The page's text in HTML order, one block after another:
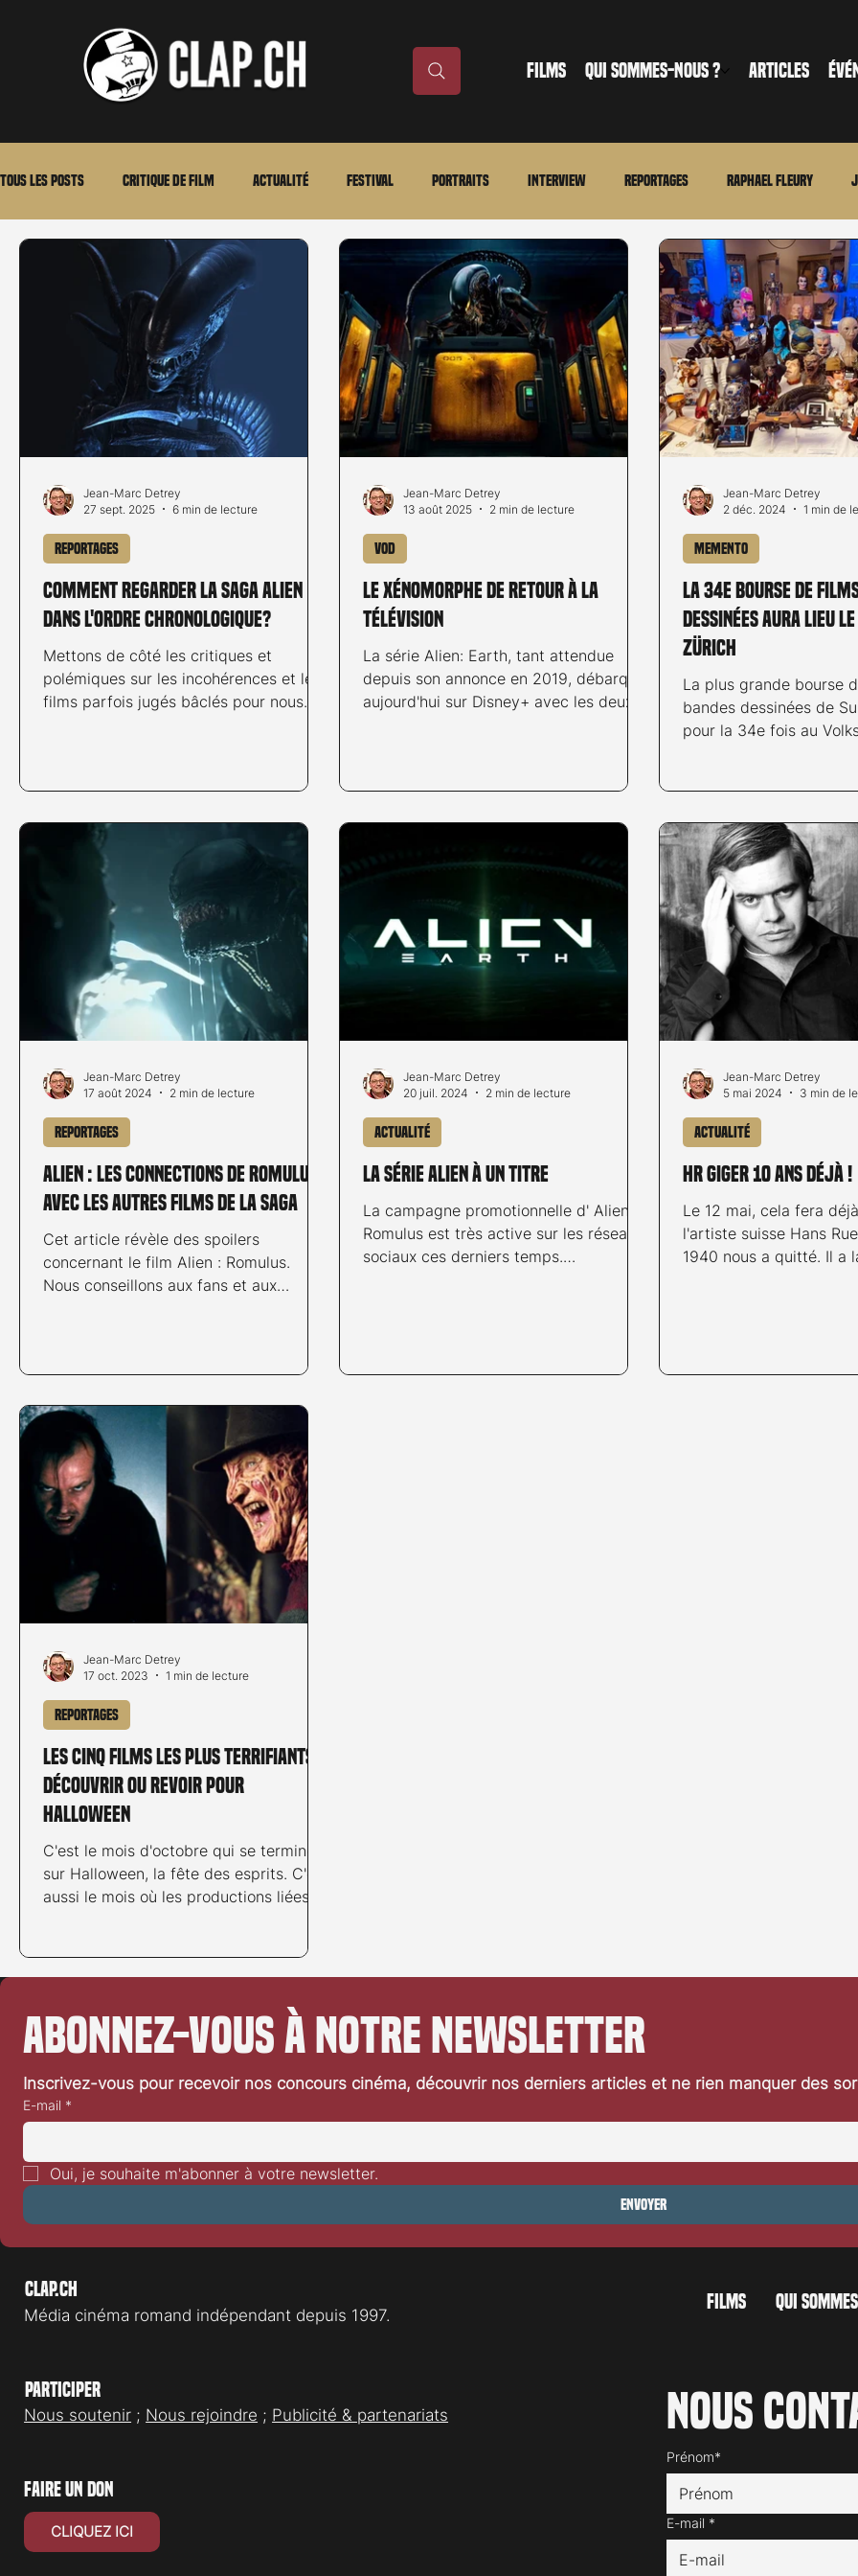
FILMS QUI SOMMES-NOUS ? ARTICLES
Tous les posts Critique de film Actualité Festival Portraits Interview Reportages Raphael Fleury
Laurent Scherlen Memento VOD Annonce Evénement La chronique du MCU
Stéfanie Rossier Streaming Stefanie Rossier Culture Régional Merchandising TWD Universe
Comment regarder la saga Alien
dans l'ordre chronologique?
Mettons de côté les critiques et
polémiques sur les incohérences et les
films parfois jugés bâclés pour nous
incohérences scénaristiques persistent.
Reportages
Jean-Marc Detrey
27 sept. 2025
6 min de lecture
Le xénomorphe de retour à la
télévision
La série Alien: Earth, tant attendue
depuis son annonce en 2019, débarque
aujourd'hui sur Disney+ avec les deux
VOD
Jean-Marc Detrey
13 août 2025
2 min de lecture
La 34e bourse de
dessinées aura lieu le
Zürich
La plus grande bourse
bandes dessinées de
pour la 34e fois au
Memento
Jean-Marc Detrey
2 déc. 2024
1 min de
Alien : Les connections de Romulus
avec les autres films de la saga
Cet article révèle des spoilers
concernant le film Alien : Romulus.
Nous conseillons aux fans et aux
Reportages
Jean-Marc Detrey
17 août 2024
2 min de lecture
La série Alien à un titre
La campagne promotionnelle d' Alien
Romulus est très active sur les réseaux
sociaux ces derniers temps.
Actualité
Jean-Marc Detrey
20 juil. 2024
2 min de lecture
HR Giger 10 ans déjà !
Le 12 mai, cela fera
l'artiste suisse Hans
1940 nous a quitté. Il a
Actualité
Jean-Marc Detrey
5 mai 2024
3 min de
Les cinq films les plus terrifiants à
découvrir ou revoir pour
Halloween
C'est le mois d'octobre qui se terminera
sur Halloween, la fête des esprits. C'est
aussi le mois où les productions liées
Reportages
Jean-Marc Detrey
17 oct. 2023
1 min de lecture
Abonnez-vous à notre newsletter
Inscrivez-vous pour recevoir nos concours cinéma, découvrir nos derniers articles et ne rien manquer des
E-mail *
Oui, je souhaite m'abonner à votre newsletter.
Envoyer
Clap.ch
Média cinéma romand indépendant depuis 1997.
FILMS QUI
Participer
Nous soutenir ; Nous rejoindre ; Publicité & partenariats Nous
Prénom*
E-mail *
faire un don
CLIQUEZ ICI